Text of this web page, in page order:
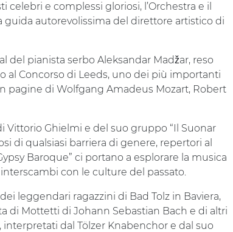
celebri e complessi gloriosi, l’Orchestra e il
guida autorevolissima del direttore artistico di
del pianista serbo Aleksandar Madžar, reso
al Concorso di Leeds, uno dei più importanti
pagine di Wolfgang Amadeus Mozart, Robert
Vittorio Ghielmi e del suo gruppo “Il Suonar
di qualsiasi barriera di genere, repertori al
Baroque” ci portano a esplorare la musica
con le culture del passato.
leggendari ragazzini di Bad Tolz in Baviera,
di Mottetti di Johann Sebastian Bach e di altri
dal Tölzer Knabenchor e dal suo